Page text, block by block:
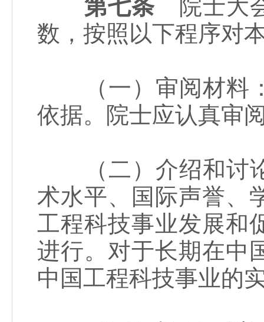
第七条 院士大
数，按照以下程序对
（一）审阅材料：
依据。院士应认真审
（二）介绍和讨论
术水平、国际声誉、
工程科技事业发展和
进行。对于长期在中
中国工程科技事业的